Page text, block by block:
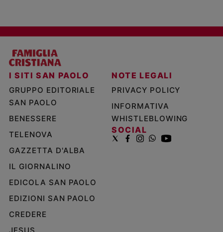
I SITI SAN PAOLO
GRUPPO EDITORIALE
SAN PAOLO
BENESSERE
TELENOVA
GAZZETTA D'ALBA
IL GIORNALINO
EDICOLA SAN PAOLO
EDIZIONI SAN PAOLO
CREDERE
NOTE LEGALI
PRIVACY POLICY
INFORMATIVA
WHISTLEBLOWING
SOCIAL